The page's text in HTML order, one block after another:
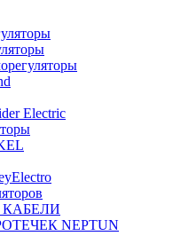
Electric
NEPTUN